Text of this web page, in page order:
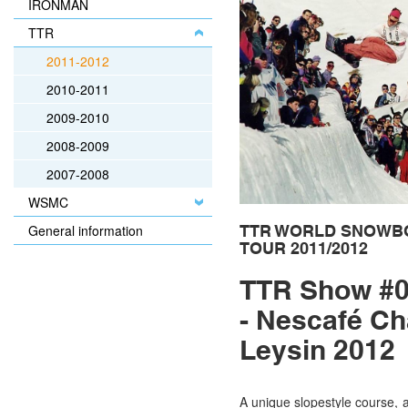
IRONMAN
TTR
2011-2012
2010-2011
2009-2010
2008-2009
2007-2008
WSMC
General information
TTR WORLD
TOUR 2011/2012
TTR Show
- Nescafé
Leysin 2012
A unique slopestyle course,